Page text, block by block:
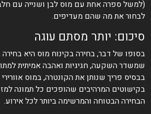
(למשל ספרה אחת עם מוס לבן ושנייה עם
לבחור את מה שהם מעדיפים.
סיכום: יותר מסתם עוגה
בסופו של דבר, בחירה בקינוח מוס היא בחירה
שמשדר השקעה, חגיגיות ואהבה אמיתית
בבסיס פריך שנותן את הקונטרה, במוס
בקישוטים המרהיבים שהופכים כל תמונה
הבחירה הבטוחה והמרשימה ביותר לכל אירוע.